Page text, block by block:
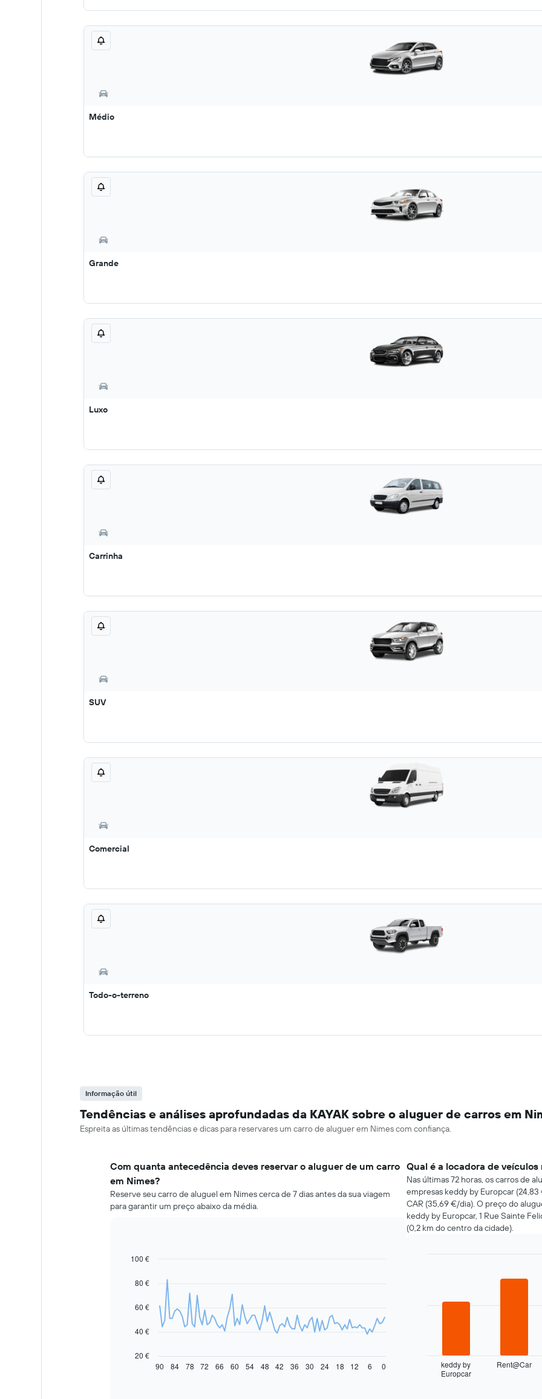
Médio
Grande
Luxo
Carrinha
SUV
Comercial
Todo-o-terreno
Informação útil
Tendências e análises aprofundadas da KAYAK sobre o aluguer de carros em
Espreita as últimas tendências e dicas para reservares um carro de aluguer em Nimes com confiança.
Com quanta antecedência deves reservar o aluguer de um carro
em Nimes?
Reserve seu carro de aluguel em Nimes cerca de 7 dias antes da sua viagem
para garantir um preço abaixo da média.
Line
points.
seguinte
apresenta
Chart
20 €
40 €
60 €
80 €
100 €
90 60 30 0
84 78 72 66 54 48 42 36 24 18 12 6
Qual é a locadora de
Nas últimas 72 horas, os carros de
empresas keddy by Europcar
CAR (35,69 €/dia). O preço do
keddy by Europcar, 1 Rue Sainte
(0,2 km do centro da cidade).
seguinte
apresenta
keddy by
Europcar
Rent@Car